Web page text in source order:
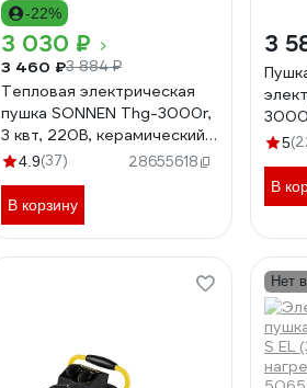
-22%
3 030 ₽
3 460 ₽3 884 ₽
Тепловая электрическая
пушка SONNEN Thg-3000r,
3 квт, 220В, керамический
нагреватель, 456193
4.9(37) 28655618
В корзину
3
от
5
В
Нет